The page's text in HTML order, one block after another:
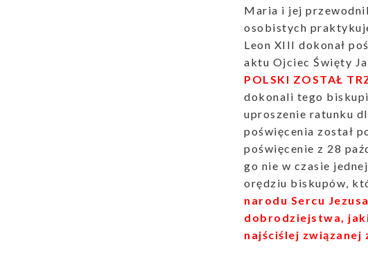
Maria i jej
osobistych
Leon XIII dokonał
aktu Ojciec Święty
POLSKI ZOSTAŁ
dokonali tego
uproszenie ratunku
poświęcenia został
poświęcenie z 28
go nie w czasie
orędziu biskupów,
narodu Sercu
dobrodziejstwa,
najściślej związanej